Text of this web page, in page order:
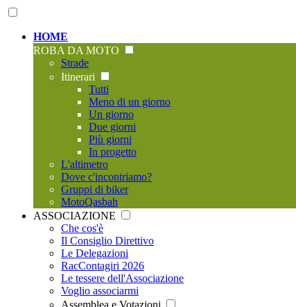
HOME
ROBA DA MOTO
Strade
Itinerari
Tutti
Meno di un giorno
Un giorno
Due giorni
Più giorni
In progetto
L'altimetro
Dove c'incontriamo?
Gruppi di biker
MotoQasbah
ASSOCIAZIONE
Che cos'è
Il Consiglio Direttivo
Le Delegazioni
RacContagiri 2026
Le tessere dell'Associazione
Voglio associarmi
Assemblea e Votazioni